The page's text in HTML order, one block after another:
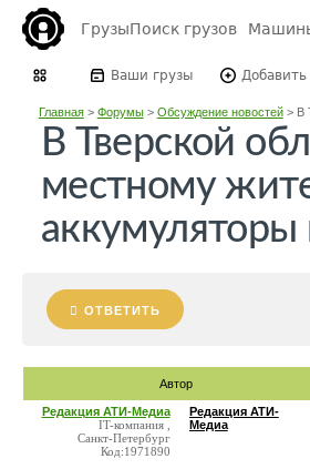
ГрузыПоиск грузов
Ваши грузы Добавить
Главная> Форумы> Обсуждение новостей> В
В Тверской
местному
аккумуляторы
ОТВЕТИТЬ
Автор
Редакция АТИ-Медиа
IT-компания ,
Санкт-Петербург
Код:1971890
Редакция АТИ-
Медиа